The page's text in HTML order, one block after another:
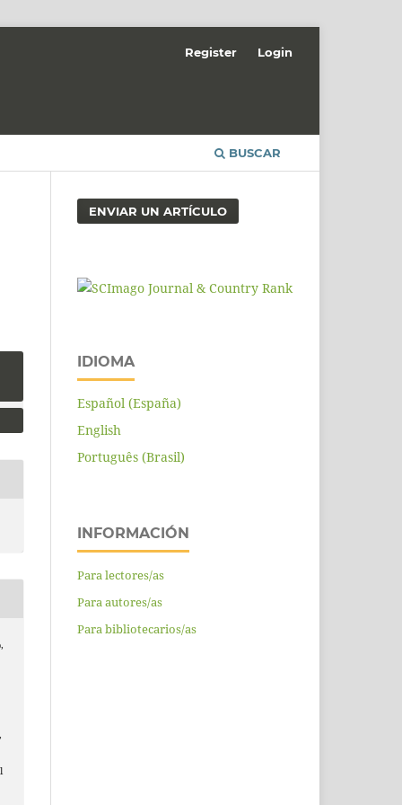
BUSCAR
Register Login
,
ENVIAR UN ARTÍCULO
IDIOMA
Español (España)
English
Português (Brasil)
INFORMACIÓN
Para lectores/as
Para autores/as
Para bibliotecarios/as